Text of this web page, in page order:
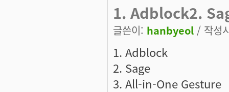
1. Adblock2.
글쓴이: hanbyeol / 작성
1. Adblock
2. Sage
3. All-in-One Gesture